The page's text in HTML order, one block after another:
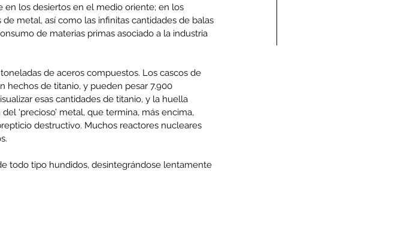
Condolencias Carlos
Humberto Vega Rivera
(Q.E.P.D.)
en los desiertos en el medio oriente; en los
metal, así como las infinitas cantidades de balas
de materias primas asociado a la industria
de aceros compuestos. Los cascos de
hechos de titanio, y pueden pesar 7.900
esas cantidades de titanio, y la huella
‘precioso’ metal, que termina, más encima,
destructivo. Muchos reactores nucleares